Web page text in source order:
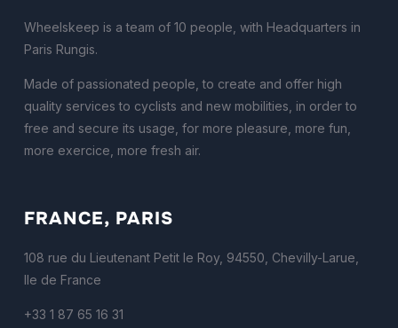
Wheelskeep is a team of 10 people, with Headquarters in
Paris Rungis.
Made of passionated people, to create and offer high
quality services to cyclists and new mobilities, in order to
free and secure its usage, for more pleasure, more fun,
more exercice, more fresh air.
FRANCE, PARIS
108 rue du Lieutenant Petit le Roy, 94550, Chevilly-Larue,
Ile de France
+33 1 87 65 16 31